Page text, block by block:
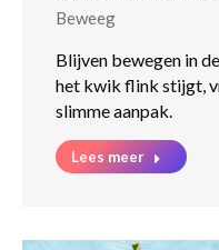
Beweeg
Blijven bewegen in
het kwik flink stijgt,
slimme aanpak.
Lees meer